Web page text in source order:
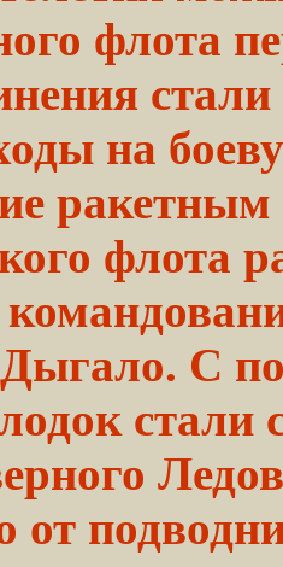
флота
на
флота
С
стали
от